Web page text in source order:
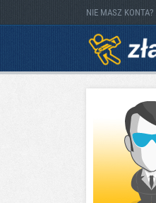
NIE MASZ KONTA?